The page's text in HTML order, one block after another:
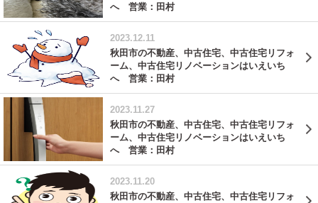
へ 営業：田村
2023.12.11
秋田市の不動産、中古住宅、中古住宅リフォ
ーム、中古住宅リノベーションはいえいち
へ 営業：田村
2023.11.27
秋田市の不動産、中古住宅、中古住宅リフォ
ーム、中古住宅リノベーションはいえいち
へ 営業：田村
2023.11.20
秋田市の不動産、中古住宅、中古住宅リフォ